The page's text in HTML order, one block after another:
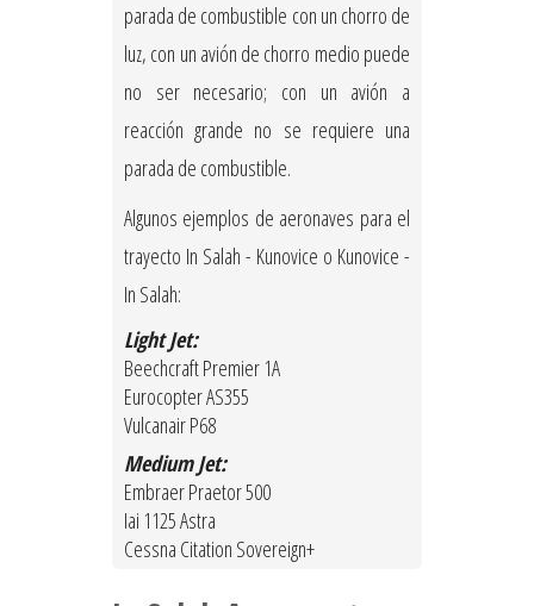
parada de combustible con un chorro de
luz, con un avión de chorro medio puede
no ser necesario; con un avión a
reacción grande no se requiere una
parada de combustible.
Algunos ejemplos de aeronaves para el
trayecto In Salah - Kunovice o Kunovice -
In Salah:
Light Jet:
Beechcraft Premier 1A
Eurocopter AS355
Vulcanair P68
Medium Jet:
Embraer Praetor 500
Iai 1125 Astra
Cessna Citation Sovereign+